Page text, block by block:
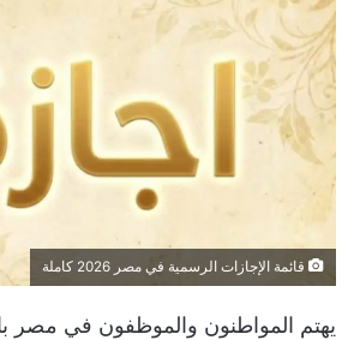
قائمة الإجازات الرسمية في مصر 2026 كاملة
يهتم المواطنون والموظفون في مصر